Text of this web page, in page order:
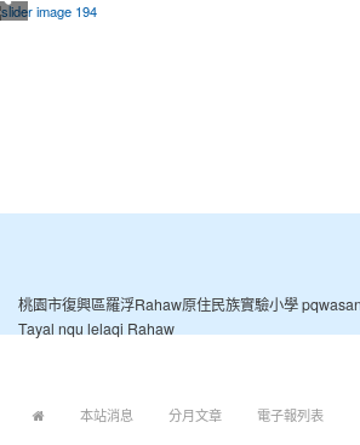
桃園市復興區羅浮Rahaw原住民族實驗小學
Tayal nqu lelaqi Rahaw
本站消息 分月文章 電子報列表